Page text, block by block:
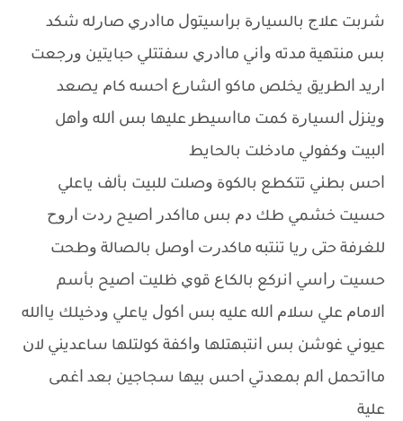
ﺷﺮﺑﺖ ﻋﻼﺝ ﺑﺎﻟﺴﻴﺎﺭﺓ ﺑﺮﺍﺳﻴﺘﻮﻝ ﻣﺎﺍﺩﺭﻱ ﺻﺎﺭﻟﻪ ﺷﻜﺪ
ﺑﺲ ﻣﻨﺘﻬﻴﺔ ﻣﺪﺗﻪ ﻭﺍﻧﻲ ﻣﺎﺍﺩﺭﻱ ﺳﻔﺘﺘﻠﻲ ﺣﺒﺎﻳﺘﻴﻦ ﻭﺭﺟﻌﺖ
ﺍﺭﻳﺪ ﺍﻟﻄﺮﻳﻖ ﻳﺨﻠﺺ ﻣﺎﻛﻮ ﺍﻟﺸﺎﺭﻉ ﺍﺣﺴﻪ ﻛﺎﻡ ﻳﺼﻌﺪ
ﻭﻳﻨﺰﻝ ﺍﻟﺴﻴﺎﺭﺓ ﻛﻤﺖ ﻣﺎﺍﺳﻴﻄﺮ ﻋﻠﻴﻬﺎ ﺑﺲ ﺍﻟﻠﻪ ﻭﺍﻫﻞ
ﺍﻟﺒﻴﺖ ﻭﻛﻔﻮﻟﻲ ﻣﺎﺩﺧﻠﺖ ﺑﺎﻟﺤﺎﻳﻂ
ﺍﺣﺲ ﺑﻄﻨﻲ ﺗﺘﻜﻄﻊ ﺑﺎﻟﻜﻮﺓ ﻭﺻﻠﺖ ﻟﻠﺒﻴﺖ ﺑﺄﻟﻒ ﻳﺎﻋﻠﻲ
ﺣﺴﻴﺖ ﺧﺸﻤﻲ ﻃﻚ ﺩﻡ ﺑﺲ ﻣﺎﺍﻛﺪﺭ ﺍﺻﻴﺢ ﺭﺩﺕ ﺍﺭﻭﺡ
ﻟﻠﻐﺮﻓﺔ ﺣﺘﻰ ﺭﻳﺎ ﺗﻨﺘﺒﻪ ﻣﺎﻛﺪﺭﺕ ﺍﻭﺻﻞ ﺑﺎﻟﺼﺎﻟﺔ ﻭﻃﺤﺖ
ﺣﺴﻴﺖ ﺭﺍﺳﻲ ﺍﻧﺮﻛﻊ ﺑﺎﻟﻜﺎﻉ ﻗﻮﻱ ﻇﻠﻴﺖ ﺍﺻﻴﺢ ﺑﺄﺳﻢ
ﺍﻻﻣﺎﻡ ﻋﻠﻲ ﺳﻼﻡ ﺍﻟﻠﻪ ﻋﻠﻴﻪ ﺑﺲ ﺍﻛﻮﻝ ﻳﺎﻋﻠﻲ ﻭﺩﺧﻴﻠﻚ ﻳﺎﺍﻟﻠﻪ
ﻋﻴﻮﻧﻲ ﻏﻮﺷﻦ ﺑﺲ ﺍﻧﺘﺒﻬﺘﻠﻬﺎ ﻭﺍﻛﻔﺔ ﻛﻮﻟﺘﻠﻬﺎ ﺳﺎﻋﺪﻳﻨﻲ ﻻﻥ
ﻣﺎﺍﺗﺤﻤﻞ ﺍﻟﻢ ﺑﻤﻌﺪﺗﻲ ﺍﺣﺲ ﺑﻴﻬﺎ ﺳﺠﺎﺟﻴﻦ ﺑﻌﺪ ﺍﻏﻤﻰ
ﻋﻠﻴﺔ